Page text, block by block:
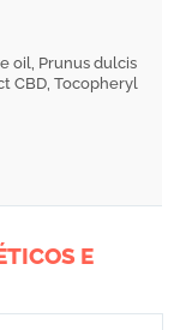
oil, Prunus dulcis
CBD, Tocopheryl
E